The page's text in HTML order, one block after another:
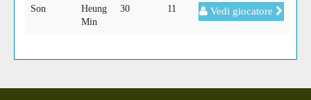
Son
Heung
Min
30 11 Vedi giocatore